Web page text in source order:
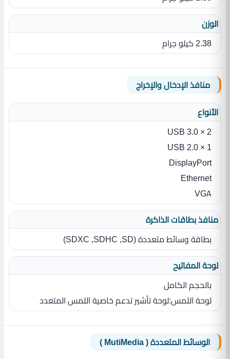
الوزن
2.38 كيلو جرام
منافذ الإدخال والإخراج
الأنواع
2 × USB 3.0
1 × USB 2.0
DisplayPort
Ethernet
VGA
منافذ بطاقات الذاكرة
بطاقة وسائط متعددة ‏(‏SD‏,‏ SDHC‏,‏ SDXC‏)‏
لوحة المفاتيح
بالحجم الكامل
لوحة اللمس‏:‏لوحة تأشير تدعم خاصية اللمس المتعدد
الوسائط المتعددة ( MutiMedia )